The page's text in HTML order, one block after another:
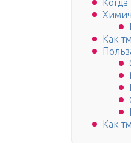
Как
Как